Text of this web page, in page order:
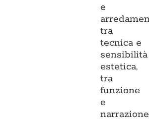
e
tra
tecnica e
sensibilità
estetica,
tra
funzione
e